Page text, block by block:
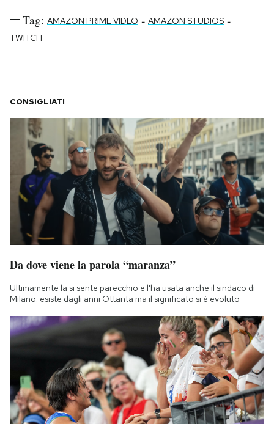
Tag: AMAZON PRIME VIDEO - AMAZON STUDIOS -
TWITCH
CONSIGLIATI
Da dove viene la parola “maranza”
Ultimamente la si sente parecchio e l'ha usata anche il sindaco di
Milano: esiste dagli anni Ottanta ma il significato si è evoluto